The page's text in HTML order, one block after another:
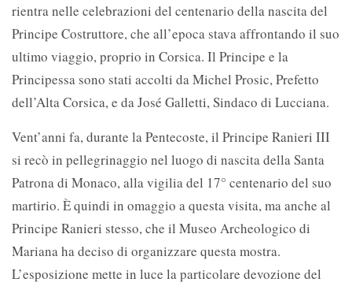
rientra nelle celebrazioni del centenario della nascita del
Principe Costruttore, che all’epoca stava affrontando il suo
ultimo viaggio, proprio in Corsica. Il Principe e la
Principessa sono stati accolti da Michel Prosic, Prefetto
dell’Alta Corsica, e da José Galletti, Sindaco di Lucciana.
Vent’anni fa, durante la Pentecoste, il Principe Ranieri III
si recò in pellegrinaggio nel luogo di nascita della Santa
Patrona di Monaco, alla vigilia del 17° centenario del suo
martirio. È quindi in omaggio a questa visita, ma anche al
Principe Ranieri stesso, che il Museo Archeologico di
Mariana ha deciso di organizzare questa mostra.
L’esposizione mette in luce la particolare devozione del